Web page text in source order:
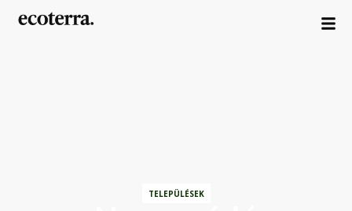
TELEPÜLÉSEK